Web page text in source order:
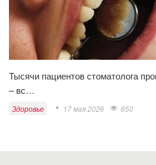
Тысячи пациентов стоматолога
– вс…
Здоровье 17 мая 2026 650